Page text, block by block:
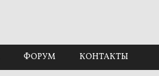
ФОРУМ КОНТАКТЫ